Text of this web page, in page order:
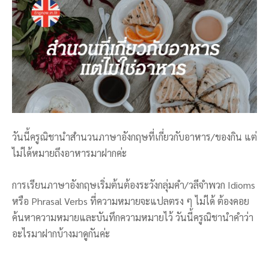
วันนี้ครูณิชานำสำนวนภาษาอังกฤษที่เกี่ยวกับอาหาร/ของกิน แต่
ไม่ได้หมายถึงอาหารมาฝากค่ะ
การเรียนภาษาอังกฤษเริ่มต้นต้องระวังกลุ่มคำ/วลีจำพวก Idioms
หรือ Phrasal Verbs ที่ความหมายจะแปลตรง ๆ ไม่ได้ ต้องคอย
ค้นหาความหมายและบันทึกความหมายไว้ วันนี้ครูณิชานำคำว่า
อะไรมาฝากบ้างมาดูกันค่ะ